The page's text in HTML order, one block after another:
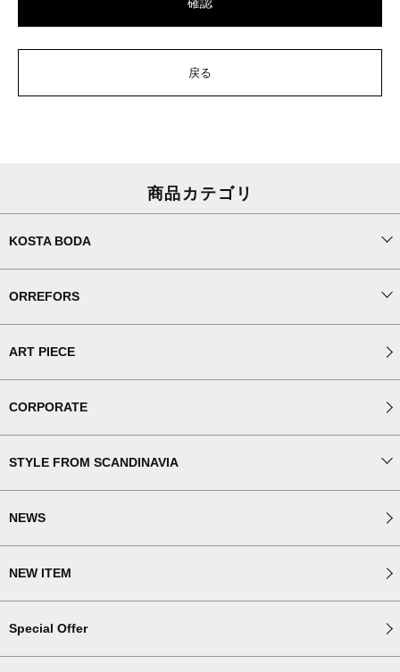
商品カテゴリ
KOSTA BODA
ORREFORS
ART PIECE
CORPORATE
STYLE FROM SCANDINAVIA
NEWS
NEW ITEM
Special Offer